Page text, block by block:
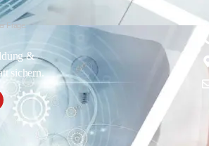
Frage.
&
sichern.